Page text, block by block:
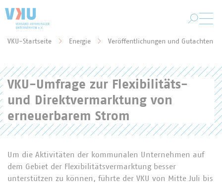
VKU-Startseite Energie Veröffentlichungen und Gutachten
VKU-Umfrage zur Flexibilitäts-
und Direktvermarktung von
erneuerbarem Strom
Um die Aktivitäten der kommunalen Unternehmen auf
dem Gebiet der Flexibilitätsvermarktung besser
unterstützen zu können, führte der VKU von Mitte Juli bis